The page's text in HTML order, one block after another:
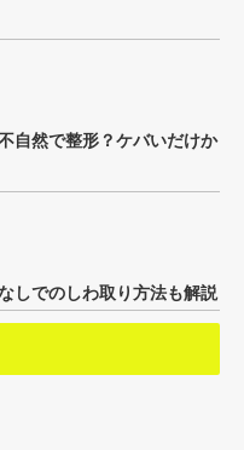
自然で整形？ケバいだけか
しでのしわ取り方法も解説